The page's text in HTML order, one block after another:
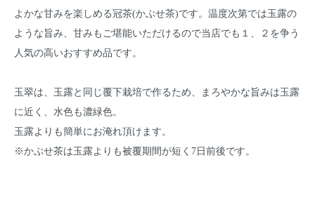
よかな甘みを楽しめる冠茶(かぶせ茶)です。温度次第では玉露の
ような旨み、甘みもご堪能いただけるので当店でも１、２を争う
人気の高いおすすめ品です。
玉翠は、玉露と同じ覆下栽培で作るため、まろやかな旨みは玉露
に近く、水色も濃緑色。
玉露よりも簡単にお淹れ頂けます。
※かぶせ茶は玉露よりも被覆期間が短く7日前後です。